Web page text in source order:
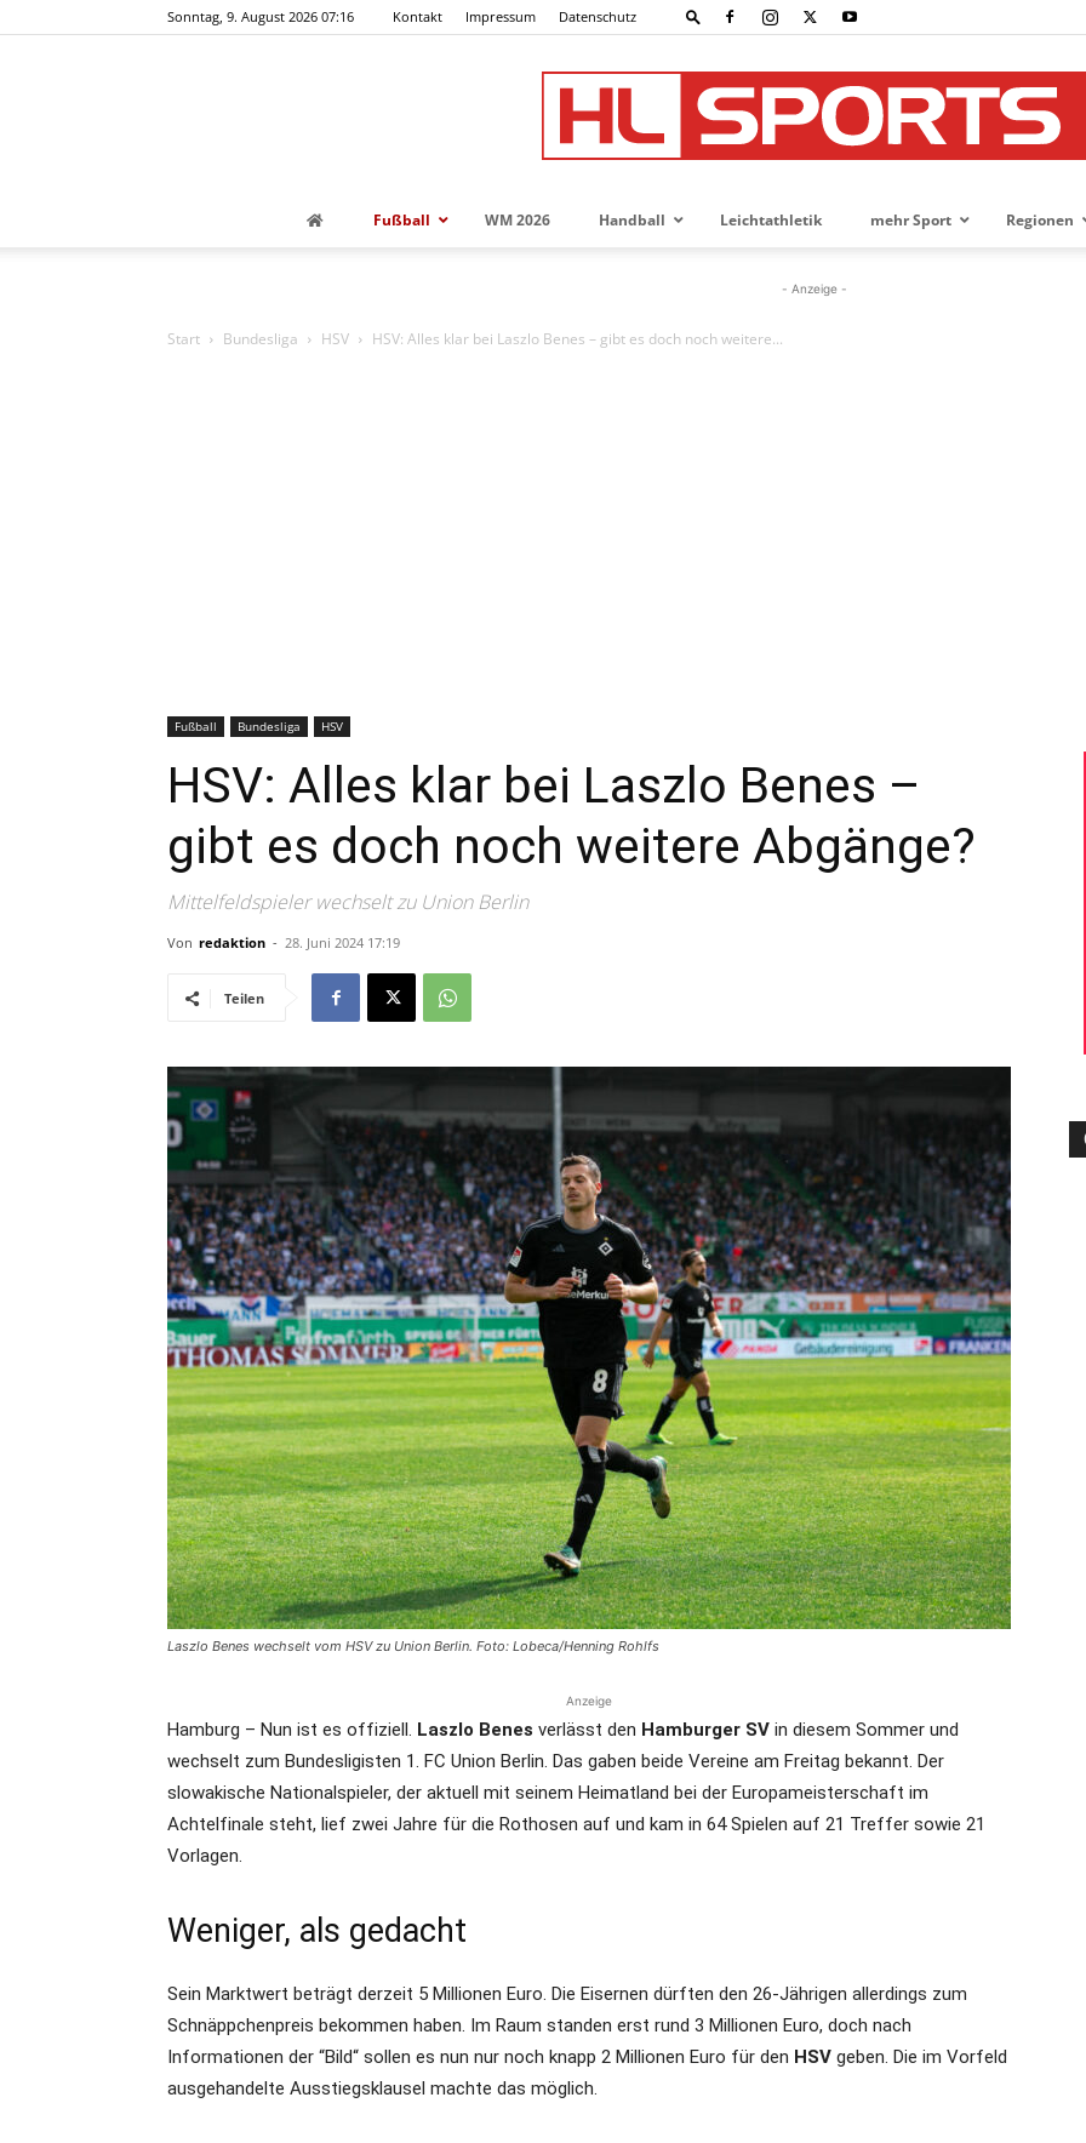
Sonntag, 9. August 2026 07:16 Kontakt Impressum Datenschutz
News
die
Region
Lübeck
Fußball WM 2026 Handball Leichtathletik mehr Sport Regionen
- Anzeige -
Start Bundesliga HSV HSV: Alles klar bei Laszlo Benes – gibt es doch noch weitere...
Fußball Bundesliga HSV
HSV: Alles klar bei Laszlo Benes –
gibt es doch noch weitere Abgänge?
Mittelfeldspieler wechselt zu Union Berlin
Von redaktion - 28. Juni 2024 17:19
Teilen
Laszlo Benes wechselt vom HSV zu Union Berlin. Foto: Lobeca/Henning Rohlfs
Anzeige
Hamburg – Nun ist es offiziell. Laszlo Benes verlässt den Hamburger SV in diesem Sommer und
wechselt zum Bundesligisten 1. FC Union Berlin. Das gaben beide Vereine am Freitag bekannt. Der
slowakische Nationalspieler, der aktuell mit seinem Heimatland bei der Europameisterschaft im
Achtelfinale steht, lief zwei Jahre für die Rothosen auf und kam in 64 Spielen auf 21 Treffer sowie 21
Vorlagen.
Weniger, als gedacht
Sein Marktwert beträgt derzeit 5 Millionen Euro. Die Eisernen dürften den 26-Jährigen allerdings zum
Schnäppchenpreis bekommen haben. Im Raum standen erst rund 3 Millionen Euro, doch nach
Informationen der “Bild“ sollen es nun nur noch knapp 2 Millionen Euro für den HSV geben. Die im Vorfeld
ausgehandelte Ausstiegsklausel machte das möglich.